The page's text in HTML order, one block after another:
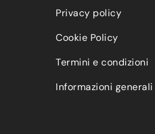
Privacy policy
Cookie Policy
Termini e condizioni
Informazioni generali